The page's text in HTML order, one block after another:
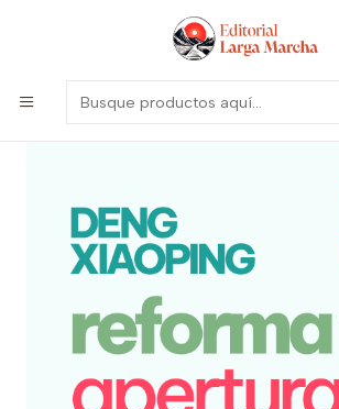
Encuentra nuestro catálogo aquí